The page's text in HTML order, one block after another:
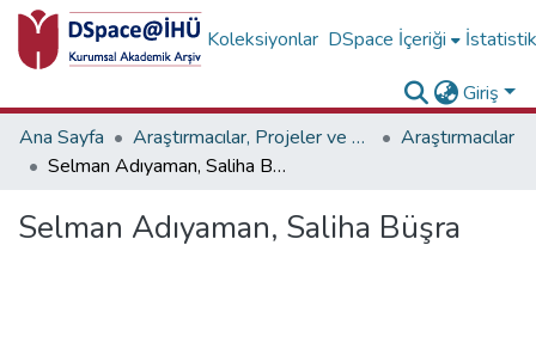
Koleksiyonlar DSpace İçeriği
Giriş
Ana Sayfa
Araştırmacılar, Projeler ve Birimler
Araştırmacılar
Selman Adıyaman, Saliha Büşra
Selman Adıyaman, Saliha Büşra